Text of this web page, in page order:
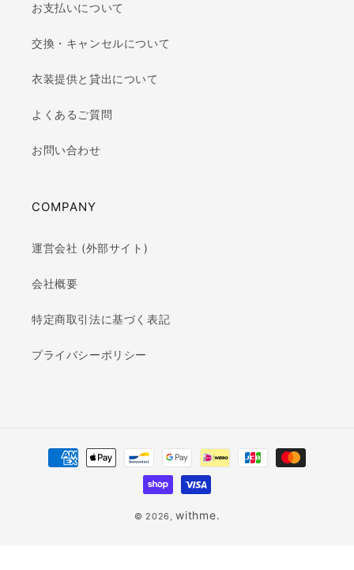
お支払いについて
交換・キャンセルについて
衣装提供と貸出について
よくあるご質問
お問い合わせ
COMPANY
運営会社 (外部サイト)
会社概要
特定商取引法に基づく表記
プライバシーポリシー
© 2026,withme.